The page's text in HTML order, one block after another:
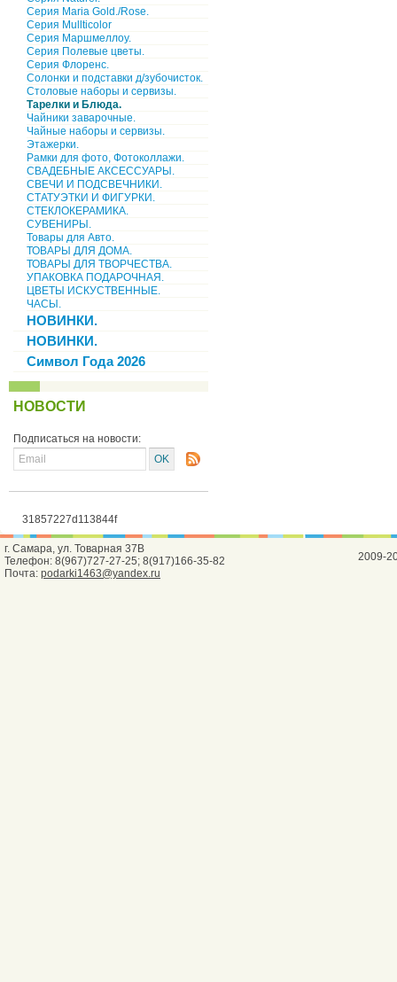
Серия Maria Gold./Rose.
Серия Mullticolor
Серия Маршмеллоу.
Серия Полевые цветы.
Серия Флоренс.
Солонки и подставки д/зубочисток.
Столовые наборы и сервизы.
Тарелки и Блюда.
Чайники заварочные.
Чайные наборы и сервизы.
Этажерки.
Рамки для фото, Фотоколлажи.
СВАДЕБНЫЕ АКСЕССУАРЫ.
СВЕЧИ И ПОДСВЕЧНИКИ.
СТАТУЭТКИ И ФИГУРКИ.
СТЕКЛОКЕРАМИКА.
СУВЕНИРЫ.
Товары для Авто.
ТОВАРЫ ДЛЯ ДОМА.
ТОВАРЫ ДЛЯ ТВОРЧЕСТВА.
УПАКОВКА ПОДАРОЧНАЯ.
ЦВЕТЫ ИСКУСТВЕННЫЕ.
ЧАСЫ.
НОВИНКИ.
НОВИНКИ.
Символ Года 2026
НОВОСТИ
Подписаться на новости:
31857227d113844f
г. Самара, ул. Товарная 37В
Телефон: 8(967)727-27-25; 8(917)166-35-82
Почта: podarki1463@yandex.ru
2009-